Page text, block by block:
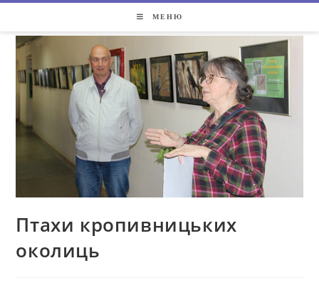
МЕНЮ
Птахи кропивницьких
околиць